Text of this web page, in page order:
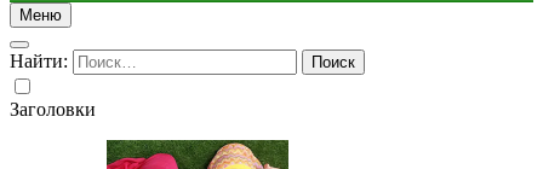
Меню
Найти:
Заголовки